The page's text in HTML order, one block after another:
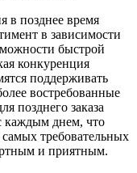
в позднее время
в зависимости
быстрой
конкуренция
поддерживать
востребованные
позднего заказа
каждым днем, что
требовательных
и приятным.